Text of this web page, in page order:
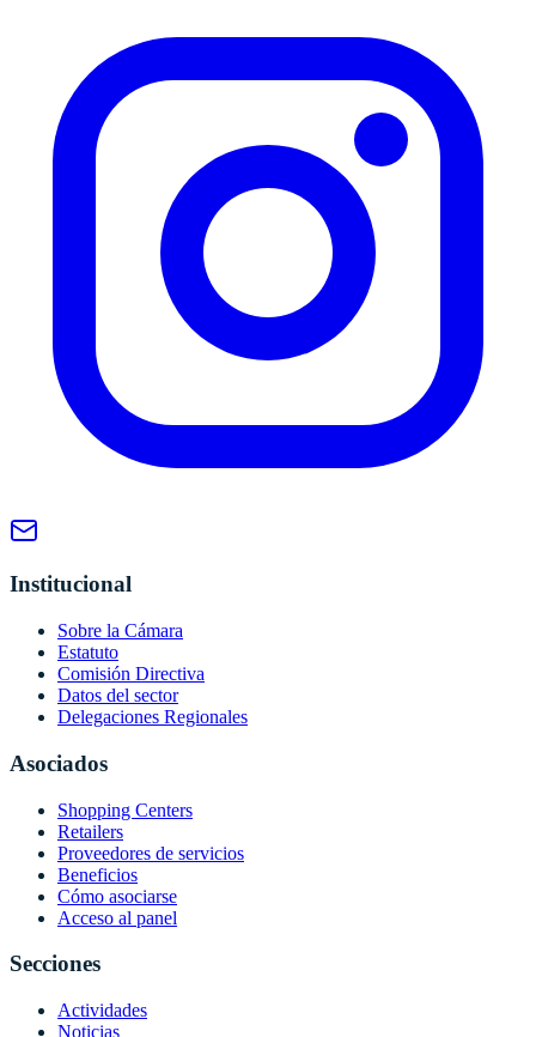
Institucional
Sobre la Cámara
Estatuto
Comisión Directiva
Datos del sector
Delegaciones Regionales
Asociados
Shopping Centers
Retailers
Proveedores de servicios
Beneficios
Cómo asociarse
Acceso al panel
Secciones
Actividades
Noticias